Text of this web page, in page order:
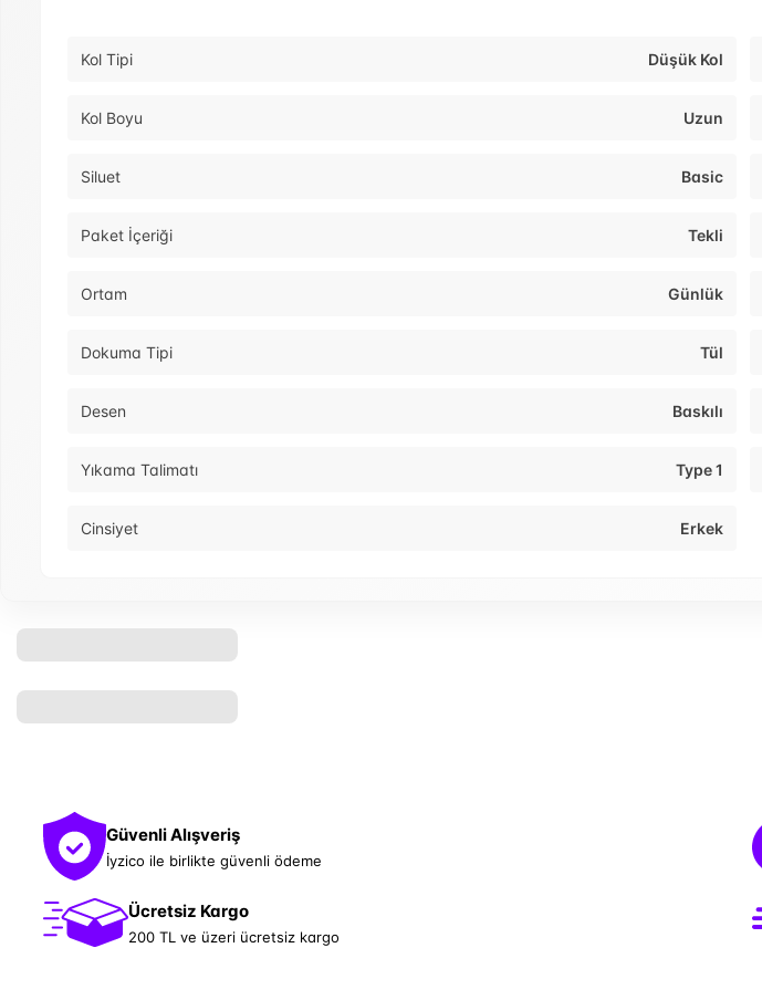
Kol Tipi Düşük Kol
Kol Boyu Uzun
Siluet Basic
Paket İçeriği Tekli
Ortam Günlük
Dokuma Tipi Tül
Desen Baskılı
Yıkama Talimatı Type 1
Cinsiyet Erkek
Güvenli Alışveriş
İyzico ile birlikte güvenli ödeme
Ücretsiz Kargo
200 TL ve üzeri ücretsiz kargo